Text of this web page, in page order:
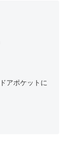
アポケットに